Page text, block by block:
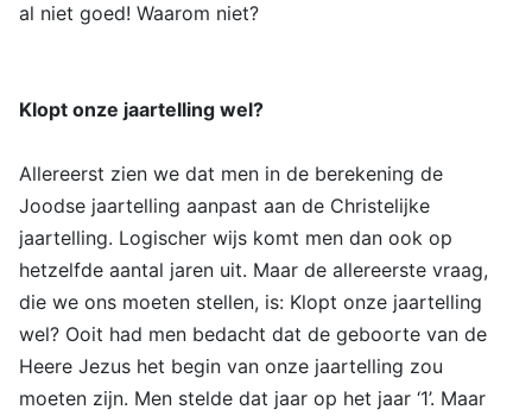
al niet goed! Waarom niet?
Klopt onze jaartelling wel?
Allereerst zien we dat men in de berekening de
Joodse jaartelling aanpast aan de Christelijke
jaartelling. Logischer wijs komt men dan ook op
hetzelfde aantal jaren uit. Maar de allereerste vraag,
die we ons moeten stellen, is: Klopt onze jaartelling
wel? Ooit had men bedacht dat de geboorte van de
Heere Jezus het begin van onze jaartelling zou
moeten zijn. Men stelde dat jaar op het jaar ‘1’. Maar